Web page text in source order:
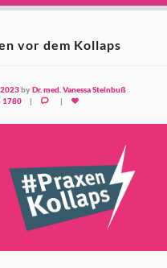
vor dem Kollaps
byDr. med. Vanessa Steinbuß
1780